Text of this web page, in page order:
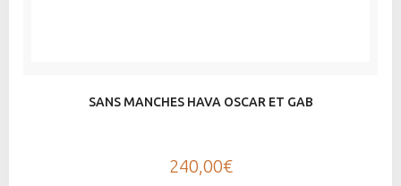
SANS MANCHES HAVA OSCAR ET GAB
240,00€